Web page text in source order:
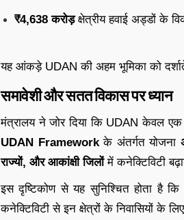
₹4,638 करोड़क्षेत्रीय हवाई अड्डों के
यह आंकड़े UDAN की अहम भूमिका को दर्शाते
समावेशी और सतत विकास पर ध्यान
मंत्रालय ने जोर दिया कि UDAN केवल एक
UDAN Frameworkके अंतर्गत योजना
राज्यों, और आकांक्षी जिलोंमें कनेक्टिविटी
इस दृष्टिकोण से यह सुनिश्चित होता है कि
कनेक्टिविटी से इन क्षेत्रों के निवासियों के